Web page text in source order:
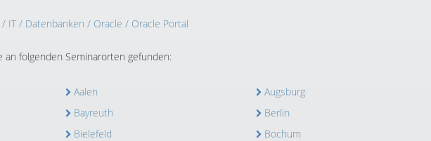
/ IT/ Datenbanken / Oracle / Oracle Portal
an folgenden Seminarorten gefunden:
Aalen
Augsburg
Bayreuth
Berlin
Bielefeld
Bochum